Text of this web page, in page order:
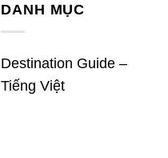
DANH MỤC
Destination Guide –
Tiếng Việt